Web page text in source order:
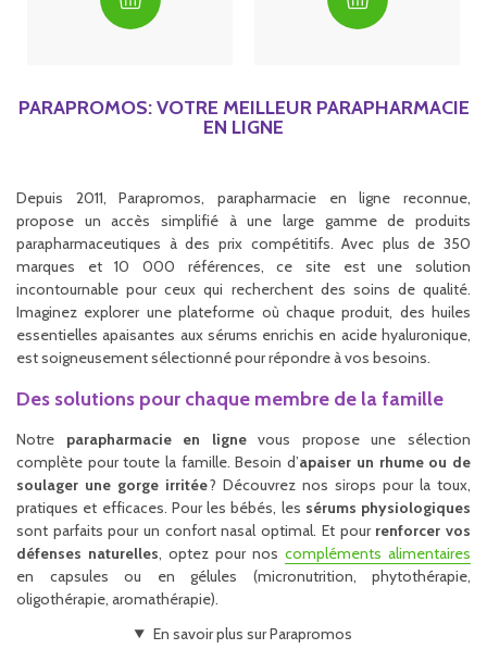
PARAPROMOS: VOTRE MEILLEUR PARAPHARMACIE
EN LIGNE
Depuis 2011, Parapromos, parapharmacie en ligne reconnue,
propose un accès simplifié à une large gamme de produits
parapharmaceutiques à des prix compétitifs. Avec plus de 350
marques et 10 000 références, ce site est une solution
incontournable pour ceux qui recherchent des soins de qualité.
Imaginez explorer une plateforme où chaque produit, des huiles
essentielles apaisantes aux sérums enrichis en acide hyaluronique,
est soigneusement sélectionné pour répondre à vos besoins.
Des solutions pour chaque membre de la famille
Notre parapharmacie en lignevous propose une sélection
complète pour toute la famille. Besoin d’apaiser un rhume ou de
soulager une gorge irritée? Découvrez nos sirops pour la toux,
pratiques et efficaces. Pour les bébés, les sérums physiologiques
sont parfaits pour un confort nasal optimal. Et pour renforcer vos
défenses naturelles, optez pour nos compléments alimentaires
en capsules ou en gélules (micronutrition, phytothérapie,
oligothérapie, aromathérapie).
En savoir plus sur Parapromos